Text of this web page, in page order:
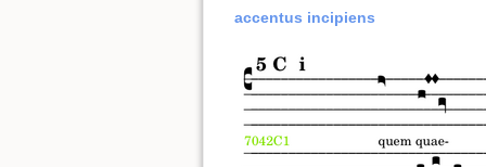
accentus incipiens